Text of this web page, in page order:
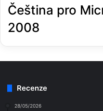
Čeština pro
2008
Recenze
28/05/2026